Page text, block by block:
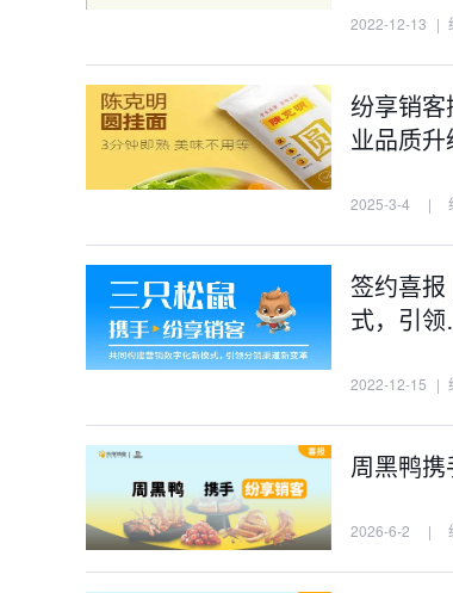
2022-12-13 |
纷享销
业品质升
2025-3-4 |
签约喜
式，引
2022-12-15 |
周黑鸭
2026-6-2 |